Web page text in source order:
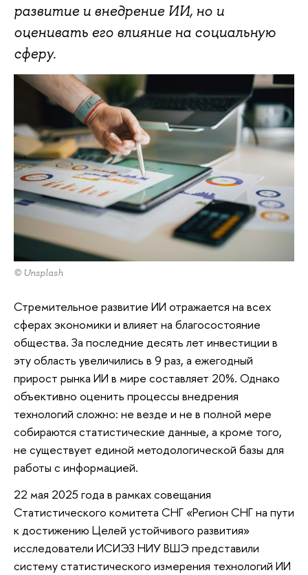
развитие и внедрение ИИ, но и
оценивать его влияние на социальную
сферу.
© Unsplash
Стремительное развитие ИИ отражается на всех
сферах экономики и влияет на благосостояние
общества. За последние десять лет инвестиции в
эту область увеличились в 9 раз, а ежегодный
прирост рынка ИИ в мире составляет 20%. Однако
объективно оценить процессы внедрения
технологий сложно: не везде и не в полной мере
собираются статистические данные, а кроме того,
не существует единой методологической базы для
работы с информацией.
22 мая 2025 года в рамках совещания
Статистического комитета СНГ «Регион СНГ на пути
к достижению Целей устойчивого развития»
исследователи ИСИЭЗ НИУ ВШЭ представили
систему статистического измерения технологий ИИ